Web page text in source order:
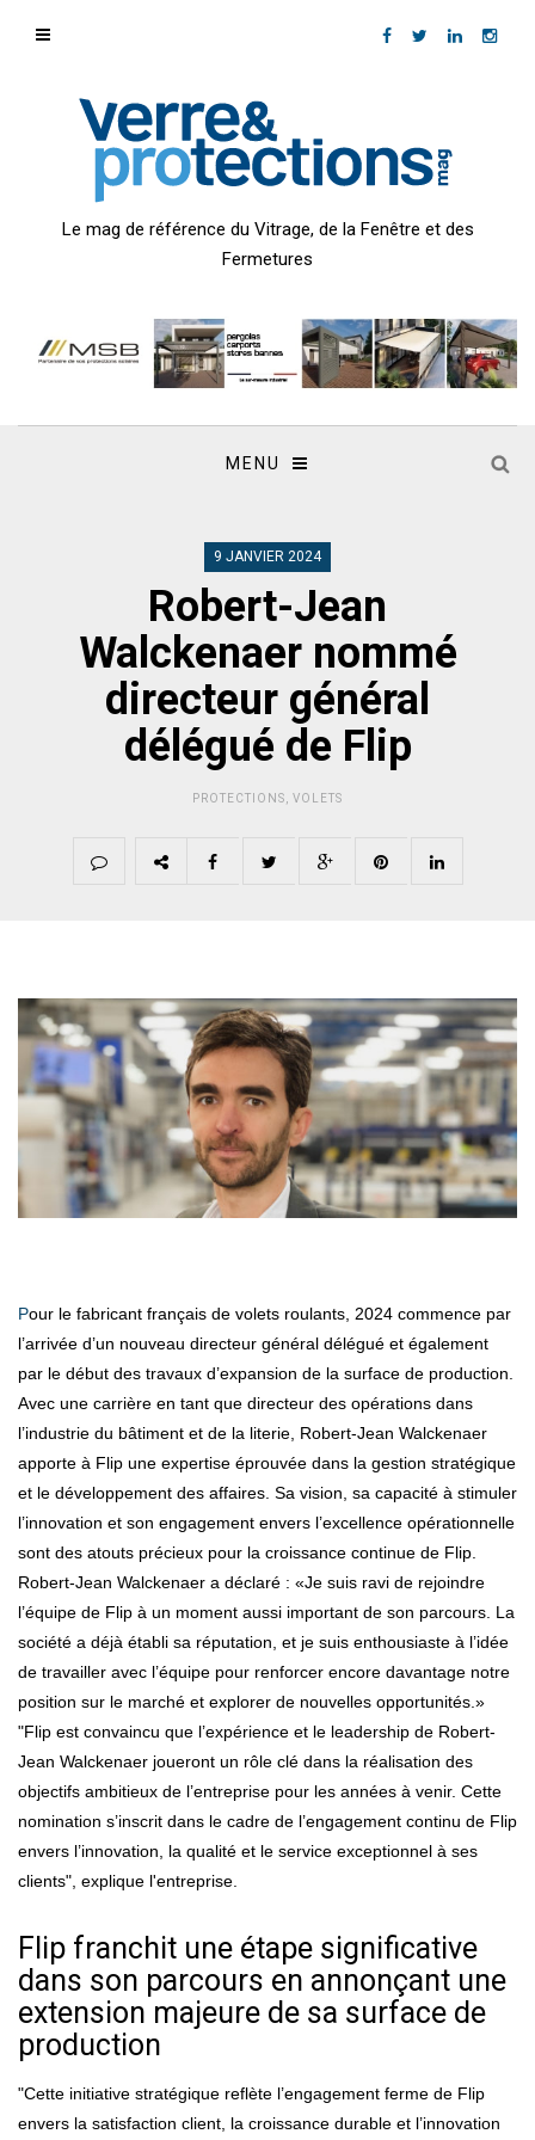
Le mag de référence du Vitrage, de la Fenêtre et des
Fermetures
MENU
9 JANVIER 2024
Robert-Jean
Walckenaer nommé
directeur général
délégué de Flip
PROTECTIONS VOLETS
Pour le fabricant français de volets roulants, 2024 commence par
l’arrivée d’un nouveau directeur général délégué et également
par le début des travaux d’expansion de la surface de production.
Avec une carrière en tant que directeur des opérations dans
l’industrie du bâtiment et de la literie, Robert-Jean Walckenaer
apporte à Flip une expertise éprouvée dans la gestion stratégique
et le développement des affaires. Sa vision, sa capacité à stimuler
l’innovation et son engagement envers l’excellence opérationnelle
sont des atouts précieux pour la croissance continue de Flip.
Robert-Jean Walckenaer a déclaré : «Je suis ravi de rejoindre
l’équipe de Flip à un moment aussi important de son parcours. La
société a déjà établi sa réputation, et je suis enthousiaste à l’idée
de travailler avec l’équipe pour renforcer encore davantage notre
position sur le marché et explorer de nouvelles opportunités.»
"Flip est convaincu que l’expérience et le leadership de Robert-
Jean Walckenaer joueront un rôle clé dans la réalisation des
objectifs ambitieux de l’entreprise pour les années à venir. Cette
nomination s’inscrit dans le cadre de l’engagement continu de Flip
envers l’innovation, la qualité et le service exceptionnel à ses
clients", explique l'entreprise.
Flip franchit une étape significative
dans son parcours en annonçant une
extension majeure de sa surface de
production
"Cette initiative stratégique reflète l’engagement ferme de Flip
envers la satisfaction client, la croissance durable et l’innovation